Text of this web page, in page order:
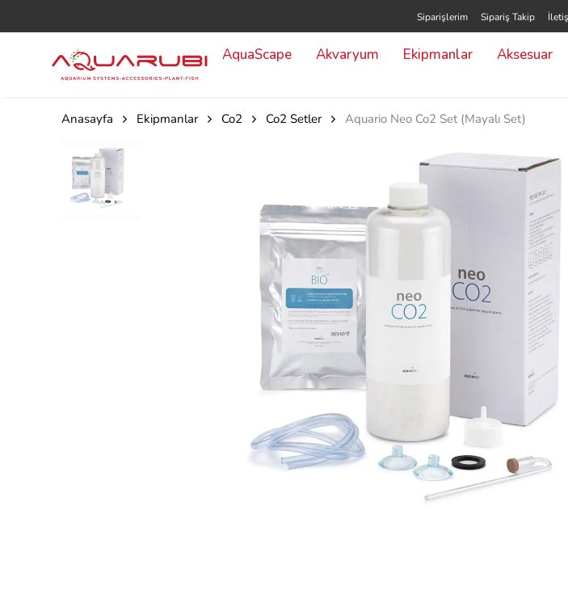
Siparişlerim Sipariş Takip
AquaScape Akvaryum Ekipmanlar Aksesuar
Anasayfa Ekipmanlar Co2 Co2 Setler Aquario Neo Co2 Set (Mayalı Set)